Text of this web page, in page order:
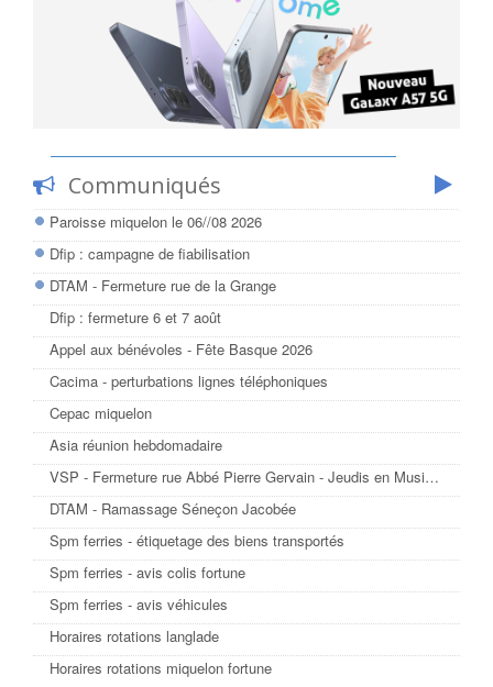
Communiqués
Paroisse miquelon le 06//08 2026
Dfip : campagne de fiabilisation
DTAM - Fermeture rue de la Grange
Dfip : fermeture 6 et 7 août
Appel aux bénévoles - Fête Basque 2026
Cacima - perturbations lignes téléphoniques
Cepac miquelon
Asia réunion hebdomadaire
VSP - Fermeture rue Abbé Pierre Gervain - Jeudis en Musique
DTAM - Ramassage Séneçon Jacobée
Spm ferries - étiquetage des biens transportés
Spm ferries - avis colis fortune
Spm ferries - avis véhicules
Horaires rotations langlade
Horaires rotations miquelon fortune